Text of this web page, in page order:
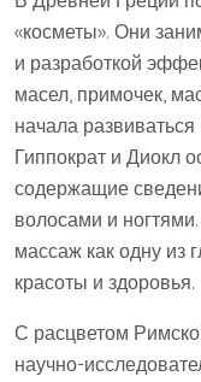
«косметы». Они
и разработкой
масел, примочек,
начала
Гиппократ и Диокл
содержащие
волосами и
массаж как одну из
красоты и здоровья.
С расцветом
научно-